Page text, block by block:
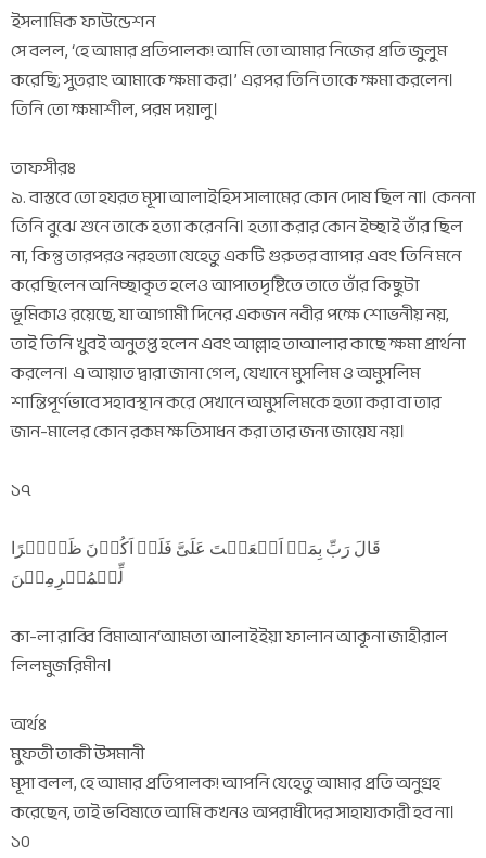
ইসলামিক ফাউন্ডেশন
সে বলল, ‘হে আমার প্রতিপালক! আমি তো আমার নিজের প্রতি জুলুম
করেছি; সুতরাং আমাকে ক্ষমা কর।’ এরপর তিনি তাকে ক্ষমা করলেন।
তিনি তো ক্ষমাশীল, পরম দয়ালু।
তাফসীরঃ
৯. বাস্তবে তো হযরত মূসা আলাইহিস সালামের কোন দোষ ছিল না। কেননা
তিনি বুঝে শুনে তাকে হত্যা করেননি। হত্যা করার কোন ইচ্ছাই তাঁর ছিল
না, কিন্তু তারপরও নরহত্যা যেহেতু একটি গুরুতর ব্যাপার এবং তিনি মনে
করেছিলেন অনিচ্ছাকৃত হলেও আপাতদৃষ্টিতে তাতে তাঁর কিছুটা
ভূমিকাও রয়েছে, যা আগামী দিনের একজন নবীর পক্ষে শোভনীয় নয়,
তাই তিনি খুবই অনুতপ্ত হলেন এবং আল্লাহ তাআলার কাছে ক্ষমা প্রার্থনা
করলেন। এ আয়াত দ্বারা জানা গেল, যেখানে মুসলিম ও অমুসলিম
শান্তিপূর্ণভাবে সহাবস্থান করে সেখানে অমুসলিমকে হত্যা করা বা তার
জান-মালের কোন রকম ক্ষতিসাধন করা তার জন্য জায়েয নয়।
১৭
قَالَ رَبِّ بِمَاۤ اَنۡعَمۡتَ عَلَیَّ فَلَنۡ اَکُوۡنَ ظَہِیۡرًا
لِّلۡمُجۡرِمِیۡنَ
কা-লা রাব্বি বিমাআন‘আমতা আলাইইয়া ফালান আকূনা জাহীরাল
লিলমুজরিমীন।
অর্থঃ
মুফতী তাকী উসমানী
মূসা বলল, হে আমার প্রতিপালক! আপনি যেহেতু আমার প্রতি অনুগ্রহ
করেছেন, তাই ভবিষ্যতে আমি কখনও অপরাধীদের সাহায্যকারী হব না।
১০